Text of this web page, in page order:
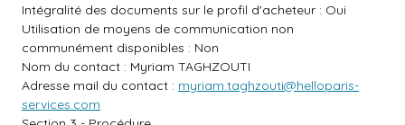
Intégralité des documents sur le profil d'acheteur : Oui
Utilisation de moyens de communication non
communément disponibles : Non
Nom du contact : Myriam TAGHZOUTI
Adresse mail du contact : myriam.taghzouti@helloparis-
services.com